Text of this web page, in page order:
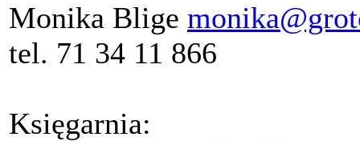
Monika Blige
tel. 71 34 11 866
Księgarnia: